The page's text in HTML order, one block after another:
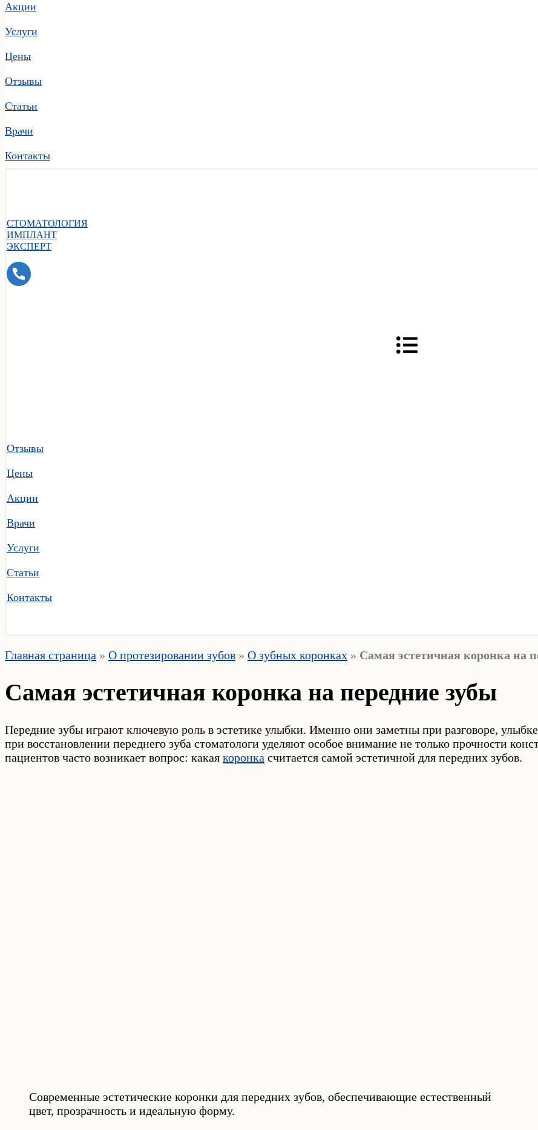
Акции
Услуги
Цены
Отзывы
Статьи
Врачи
Контакты
СТОМАТОЛОГИЯ
ИМПЛАНТ
ЭКСПЕРТ
Отзывы
Цены
Акции
Врачи
Услуги
Статьи
Контакты
Главная страница » О протезировании зубов » О зубных коронках » Самая эстетичная коронка на
Самая эстетичная коронка на передние зубы
Передние зубы играют ключевую роль в эстетике улыбки. Именно они заметны при разговоре,
при восстановлении переднего зуба стоматологи уделяют особое внимание не только прочности
пациентов часто возникает вопрос: какая коронка считается самой эстетичной для передних зубов.
Современные эстетические коронки для передних зубов, обеспечивающие естественный
цвет, прозрачность и идеальную форму.